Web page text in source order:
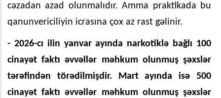
cəzadan azad olunmalıdır. Amma praktikada bu
qanunvericiliyin icrasına çox az rast gəlinir.
- 2026-cı ilin yanvar ayında narkotiklə bağlı 100
cinayət faktı əvvəllər məhkum olunmuş şəxslər
tərəfindən törədilmişdir. Mart ayında isə 500
cinayət faktı əvvəllər məhkum olunmuş şəxslər